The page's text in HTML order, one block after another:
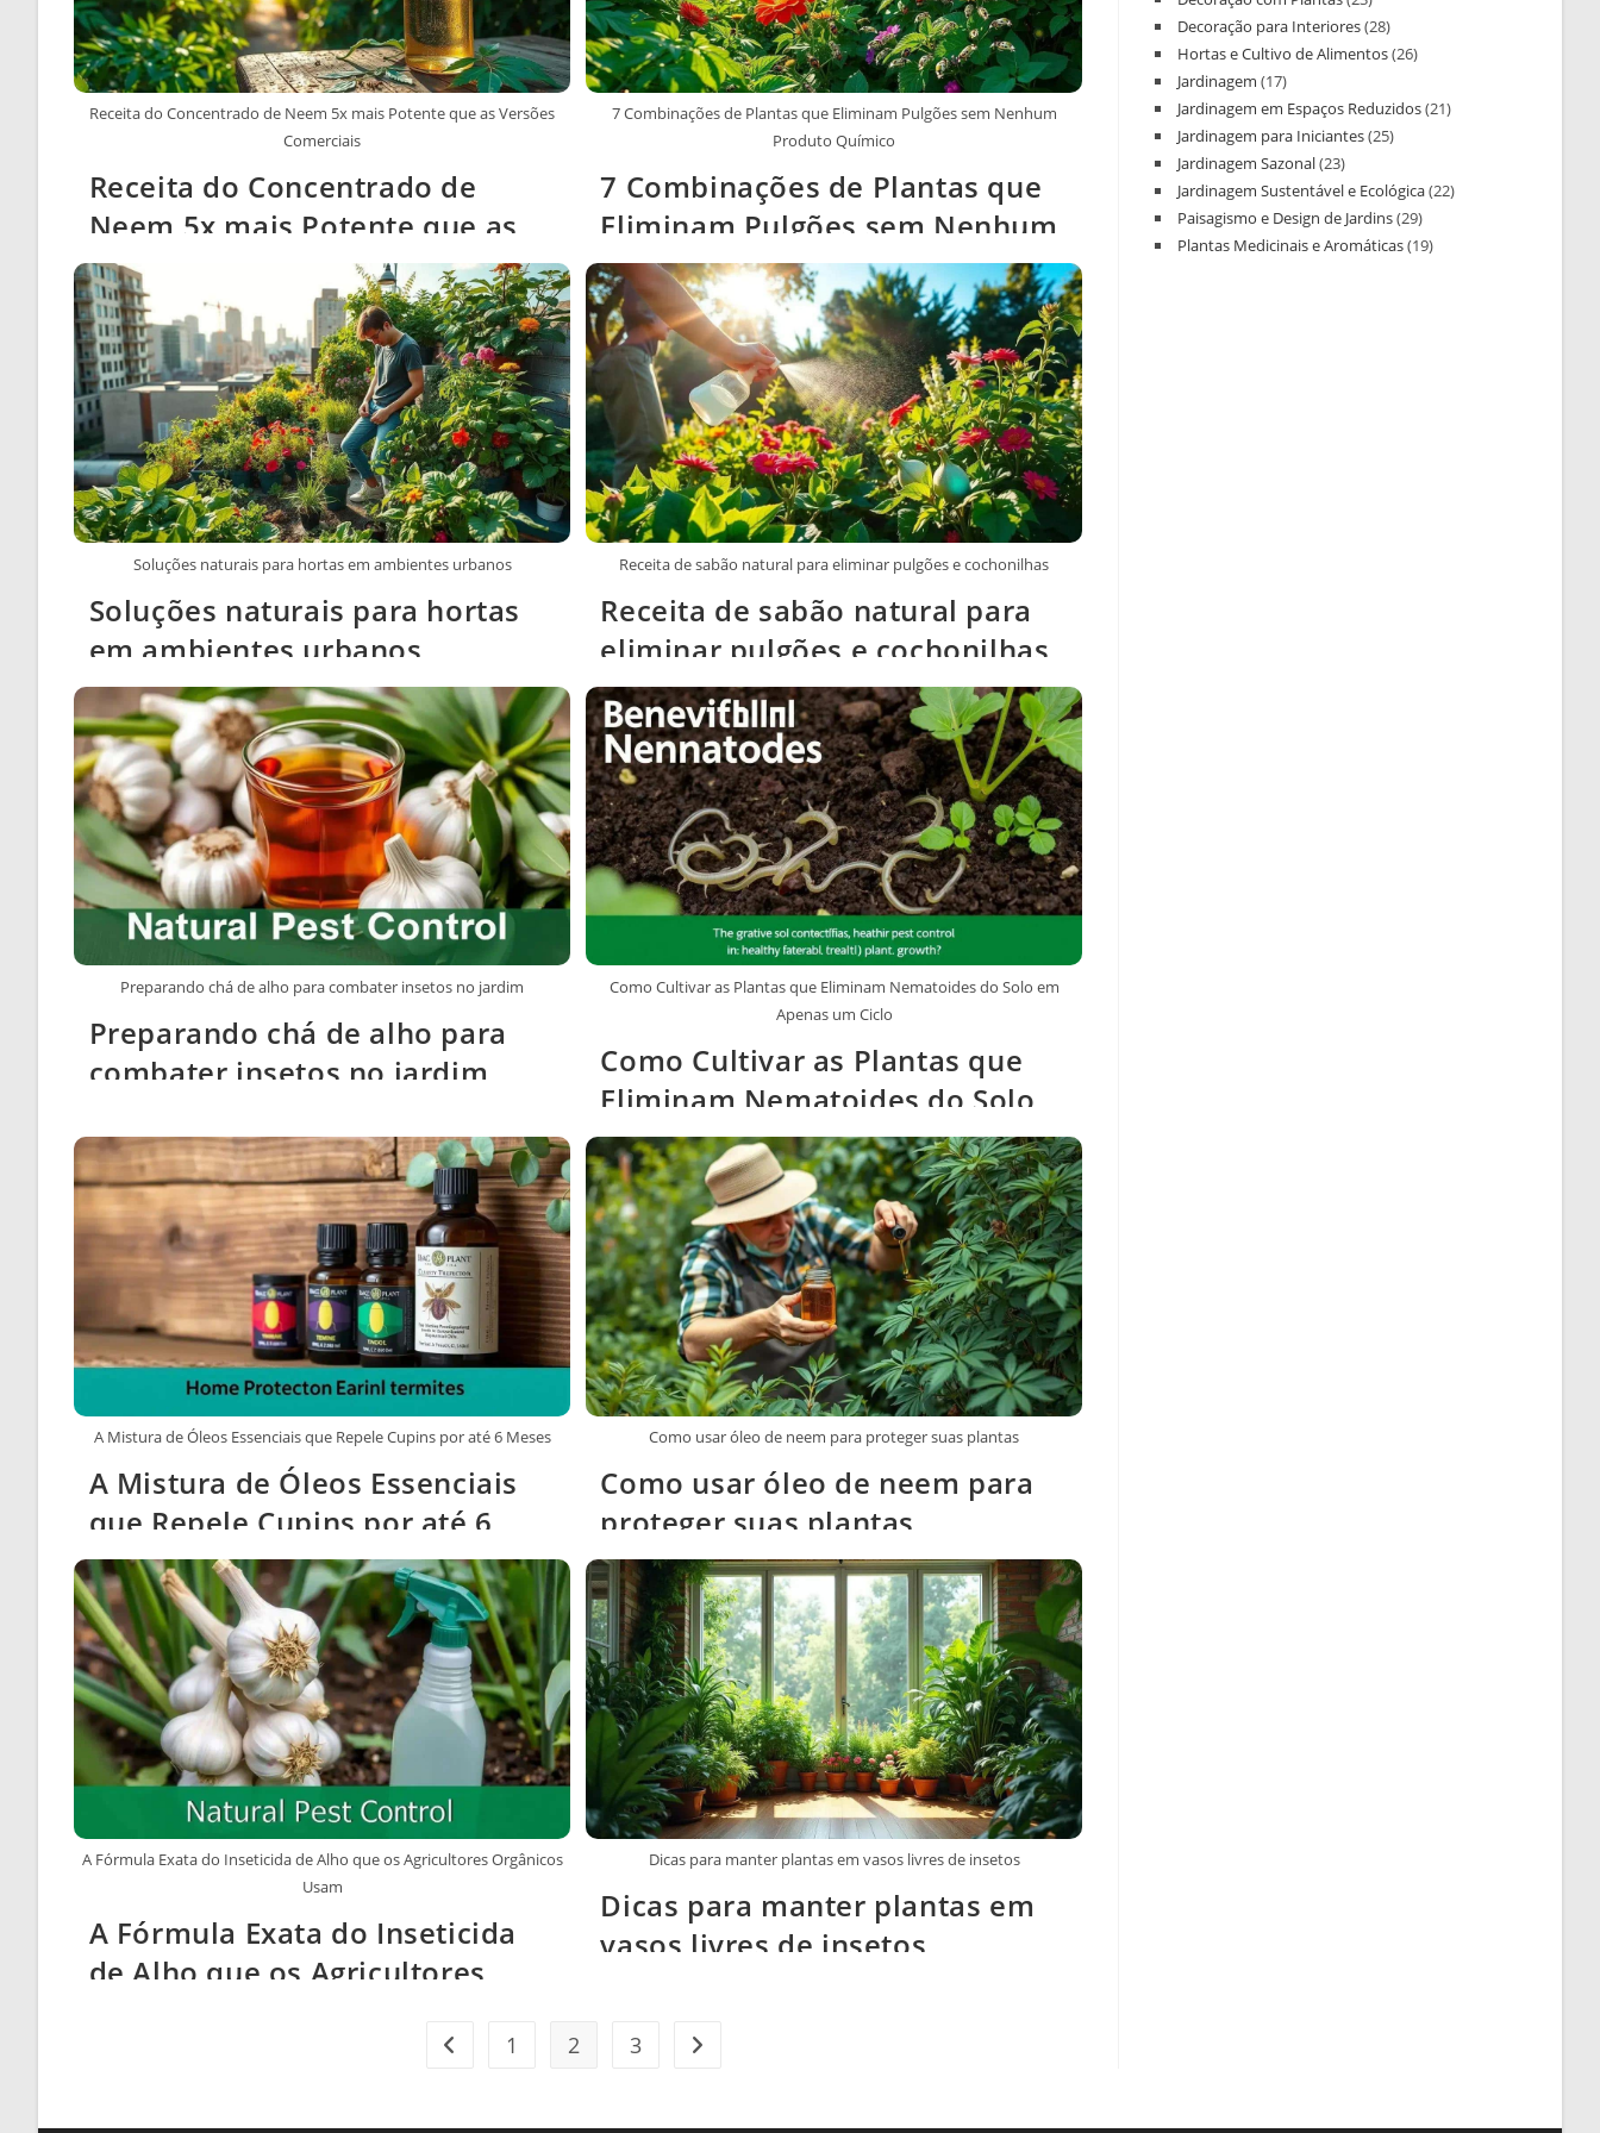
Receita do Concentrado de Neem 5x mais Potente que as Versões
Comerciais
Receita do Concentrado de
Neem 5x mais Potente que as
Versões Comerciais
7 Combinações de Plantas que Eliminam Pulgões sem Nenhum
Produto Químico
7 Combinações de Plantas que
Eliminam Pulgões sem Nenhum
Produto Químico
Soluções naturais para hortas em ambientes urbanos
Soluções naturais para hortas
em ambientes urbanos
Receita de sabão natural para eliminar pulgões e cochonilhas
Receita de sabão natural para
eliminar pulgões e cochonilhas
Preparando chá de alho para combater insetos no jardim
Preparando chá de alho para
combater insetos no jardim
Como Cultivar as Plantas que Eliminam Nematoides do Solo em
Apenas um Ciclo
Como Cultivar as Plantas que
Eliminam Nematoides do Solo
em Apenas um Ciclo
A Mistura de Óleos Essenciais que Repele Cupins por até 6 Meses
A Mistura de Óleos Essenciais
que Repele Cupins por até 6
Meses
Como usar óleo de neem para proteger suas plantas
Como usar óleo de neem para
proteger suas plantas
A Fórmula Exata do Inseticida de Alho que os Agricultores Orgânicos
Usam
A Fórmula Exata do Inseticida
de Alho que os Agricultores
Dicas para manter plantas em vasos livres de insetos
Dicas para manter plantas em
vasos livres de insetos
Ir para a página anterior
1 2 3 Ir para a próxima página
Decoração para Interiores(28)
Hortas e Cultivo de Alimentos(26)
Jardinagem (17)
Jardinagem em Espaços Reduzidos(21)
Jardinagem para Iniciantes(25)
Jardinagem Sazonal(23)
Jardinagem Sustentável e Ecológica(22)
Paisagismo e Design de Jardins(29)
Plantas Medicinais e Aromáticas(19)